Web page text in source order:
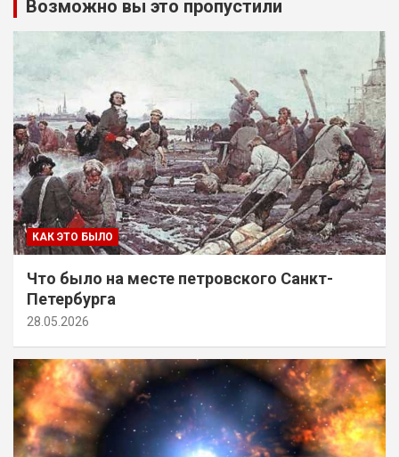
Возможно вы это пропустили
КАК ЭТО БЫЛО
Что было на месте петровского Санкт-
Петербурга
28.05.2026